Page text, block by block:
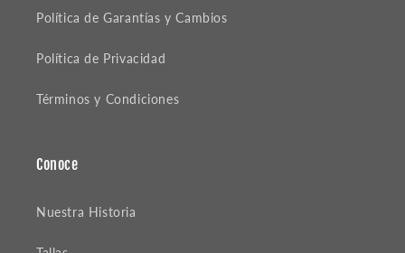
Política de Garantías y Cambios
Política de Privacidad
Términos y Condiciones
Conoce
Nuestra Historia